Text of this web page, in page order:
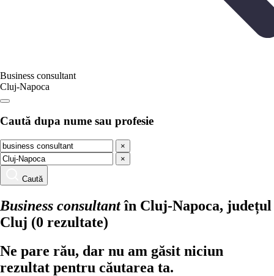
Business consultant
Cluj-Napoca
Caută dupa nume sau profesie
×
×
Caută
Business consultantîn Cluj-Napoca, județul
Cluj (0 rezultate)
Ne pare rău, dar nu am găsit niciun
rezultat pentru căutarea ta.